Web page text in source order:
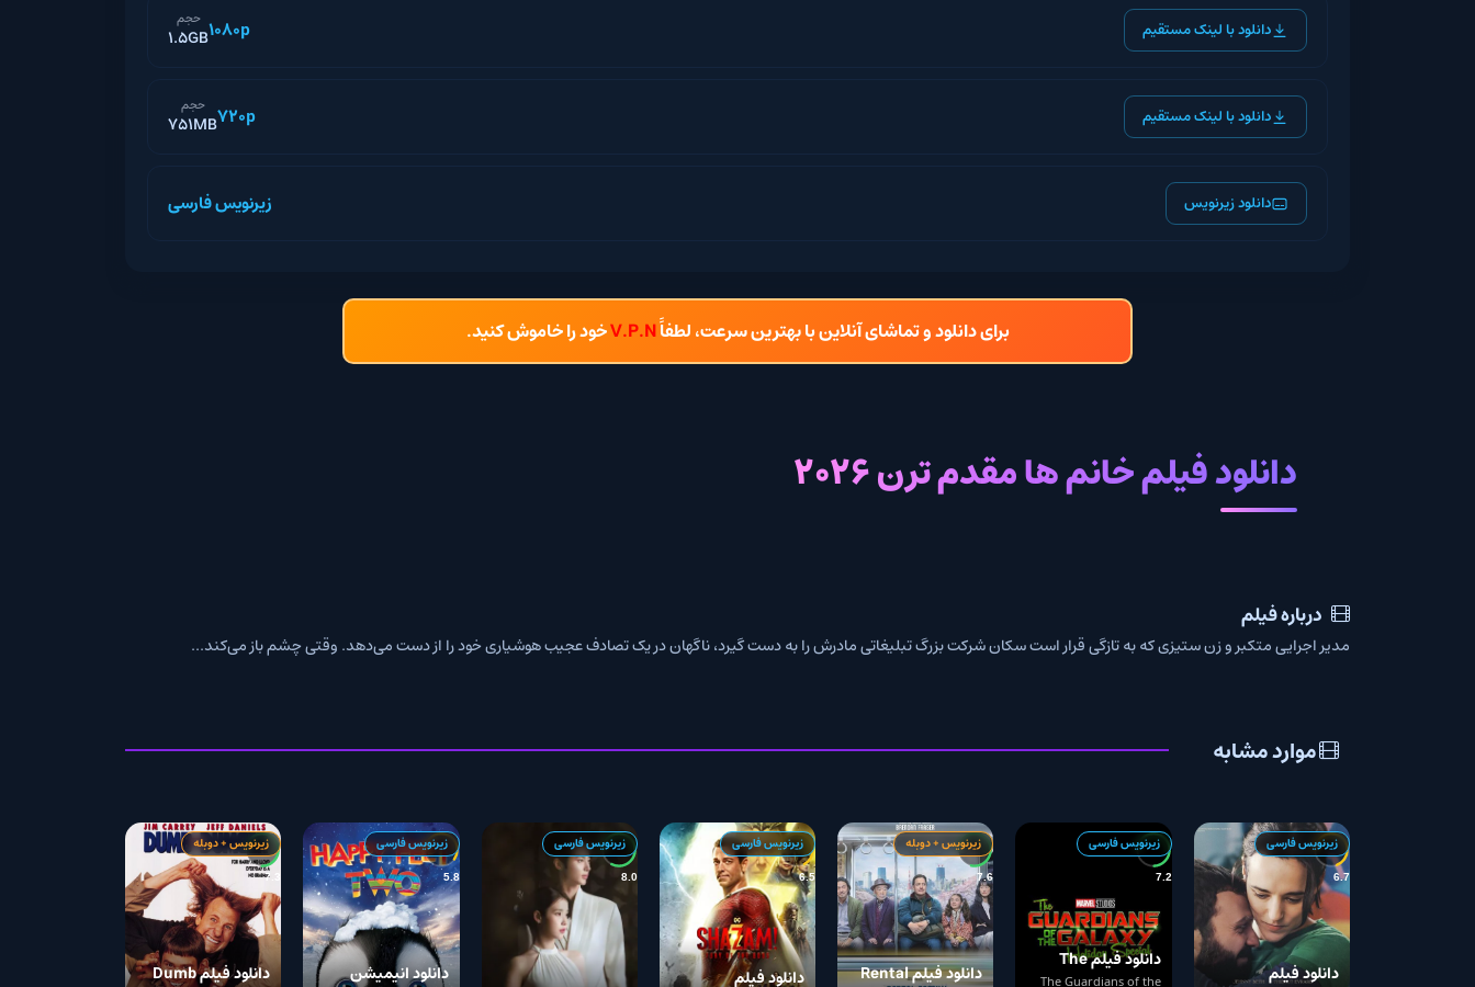
دانلود با لینک مستقیم
دانلود با لینک مستقیم
زیرنویس فارسی دانلود زیرنویس
برای دانلود و تماشای آنلاین با بهترین سرعت، لطفاًV.P.Nخود را خاموش کنید.
دانلود فیلم خانم ها مقدم ترن 2026
درباره فیلم
مدیر اجرایی متکبر و زن ستیزی که به تازگی قرار است سکان شرکت بزرگ تبلیغاتی مادرش را به دست گیرد، ناگهان در یک تصادف عجیب هوشیاری خود را از دست می‌دهد. وقتی چشم باز می‌کند...
موارد مشابه
زیرنویس فارسی
دانلود فیلم The
The Guardians of the
زیرنویس + دوبله
دانلود فیلم Rental
6.5
زیرنویس فارسی
دانلود فیلم
8.0
زیرنویس فارسی زیرنویس فارسی
دانلود انیمیشن
7.3
زیرنویس + دوبله
دانلود فیلم Dumb